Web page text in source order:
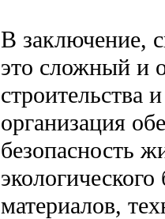
В заключение,
это сложный и
строительства
организация
безопасность
материалов,